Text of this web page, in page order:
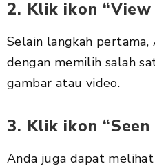
2. Klik ikon “
Selain langkah
dengan memilih salah
gambar atau video.
3. Klik ikon “
Anda juga dapat